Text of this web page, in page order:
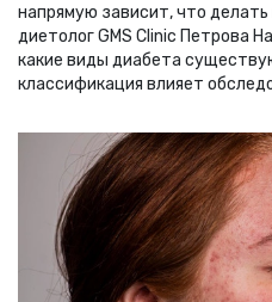
напрямую зависит, что
диетолог GMS Clinic Петрова
какие виды диабета
классификация влияет